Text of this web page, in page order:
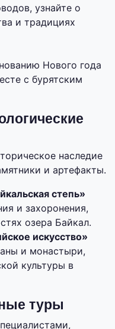
узнайте о
и традициях
Нового года
с бурятским
наследие
и артефакты.
степь»
и захоронения,
озера Байкал.
искусство»
и монастыри,
культуры в
туры